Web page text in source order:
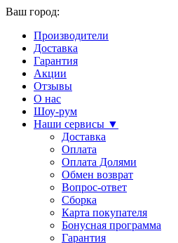
Ваш город:
Производители
Доставка
Гарантия
Акции
Отзывы
О нас
Шоу-рум
Наши сервисы ▼
Доставка
Оплата
Оплата Долями
Обмен возврат
Вопрос-ответ
Сборка
Карта покупателя
Бонусная программа
Гарантия